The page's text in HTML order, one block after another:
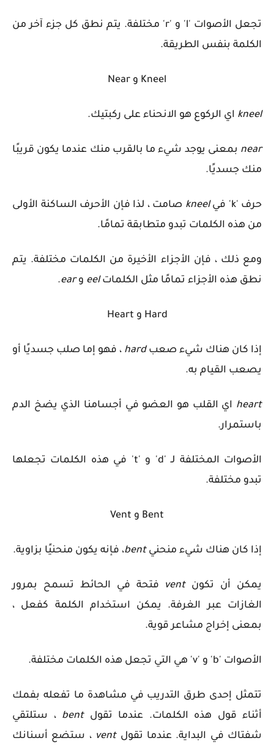
تجعل الأصوات 'l' و 'r' مختلفة. يتم نطق كل جزء آخر من
الكلمة بنفس الطريقة.
Kneel و Near
kneel اي الركوع هو الانحناء على ركبتيك.
near بمعنى يوجد شيء ما بالقرب منك عندما يكون قريبًا
منك جسديًا.
حرف 'k' في kneel صامت ، لذا فإن الأحرف الساكنة الأولى
من هذه الكلمات تبدو متطابقة تمامًا.
ومع ذلك ، فإن الأجزاء الأخيرة من الكلمات مختلفة. يتم
نطق هذه الأجزاء تمامًا مثل الكلماتeel وear
.
Hard و Heart
إذا كان هناك شيء صعبhard ، فهو إما صلب جسديًا أو
يصعب القيام به.
heart اي القلب هو العضو في أجسامنا الذي يضخ الدم
باستمرار.
الأصوات المختلفة لـ 'd' و 't' في هذه الكلمات تجعلها
تبدو مختلفة.
Bent و Vent
إذا كان هناك شيء منحنيbent، فإنه يكون منحنيًا بزاوية.
يمكن أن تكونvent
فتحة في الحائط تسمح بمرور
الغازات عبر الغرفة. يمكن استخدام الكلمة كفعل ،
بمعنى إخراج مشاعر قوية.
الأصوات 'b' و 'v' هي التي تجعل هذه الكلمات مختلفة.
تتمثل إحدى طرق التدريب في مشاهدة ما تفعله بفمك
أثناء قول هذه الكلمات. عندما تقولbent ، ستلتقي
شفتاك في البداية. عندما تقولvent ، ستضع أسنانك